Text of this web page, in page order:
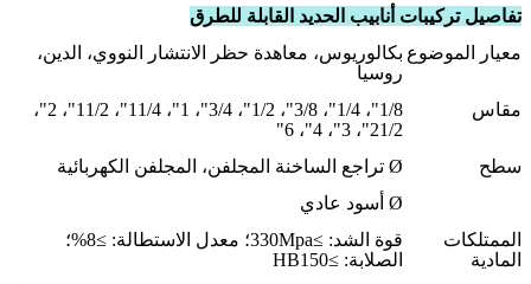
تفاصيل تركيبات أنابيب الحديد القابلة للطرق
معيار الموضوع بكالوريوس، معاهدة حظر الانتشار النووي، الدين،
روسيا
مقاس
1/8"، 1/4"، 3/8"، 1/2"، 3/4"، 1"، 11/4"، 11/2"، 2"،
21/2"، 3"، 4"، 6"
سطح
Ø تراجع الساخنة المجلفن، المجلفن الكهربائية
Ø أسود عادي
الممتلكات
المادية
قوة الشد: ≥330Mpa؛ معدل الاستطالة: ≥8%؛
الصلابة: ≥HB150